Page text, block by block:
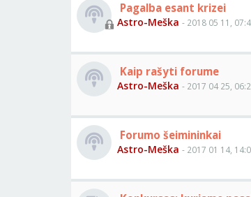
Pagalba esant krizei
Astro-Meška - 2018 05 11,
Kaip rašyti forume
Astro-Meška - 2017 04 25,
Forumo šeimininkai
Astro-Meška - 2017 01 14,